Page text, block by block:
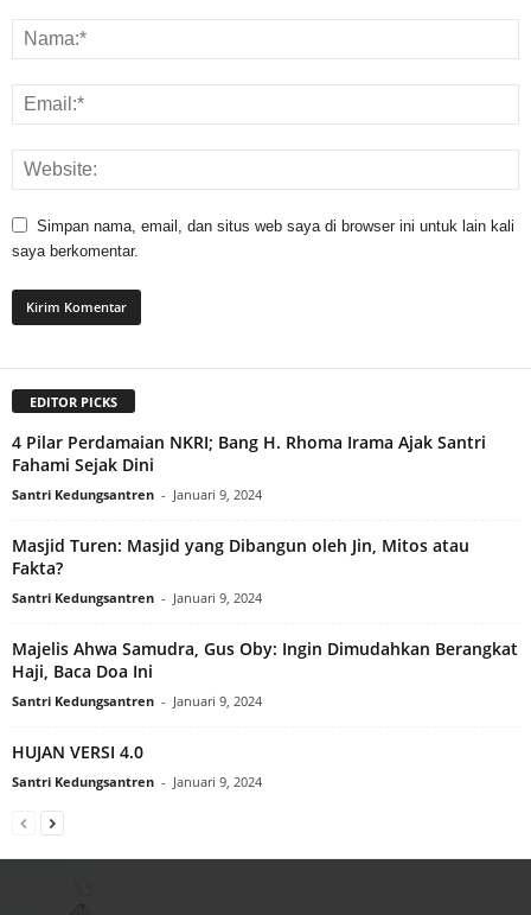
Simpan nama, email, dan situs web saya di browser ini untuk lain kali
saya berkomentar.
EDITOR PICKS
4 Pilar Perdamaian NKRI; Bang H. Rhoma Irama Ajak Santri
Fahami Sejak Dini
Santri Kedungsantren - Januari 9, 2024
Masjid Turen: Masjid yang Dibangun oleh Jin, Mitos atau
Fakta?
Santri Kedungsantren - Januari 9, 2024
Majelis Ahwa Samudra, Gus Oby: Ingin Dimudahkan Berangkat
Haji, Baca Doa Ini
Santri Kedungsantren - Januari 9, 2024
HUJAN VERSI 4.0
Santri Kedungsantren - Januari 9, 2024